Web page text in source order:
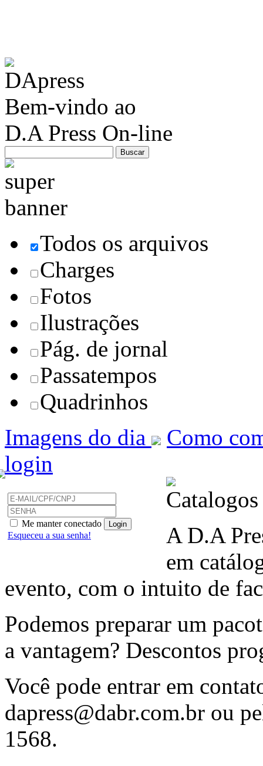
Bem-vindo ao
D.A Press On-line
Todos os arquivos
Charges
Fotos
Ilustrações
Pág. de jornal
Passatempos
Quadrinhos
Imagens do dia
Como
login
Me manter conectado
Esqueceu a sua senha!
A D.A
em
evento, com o intuito de
Podemos preparar um
a vantagem? Descontos
Você pode entrar em
dapress@dabr.com.br ou
1568.